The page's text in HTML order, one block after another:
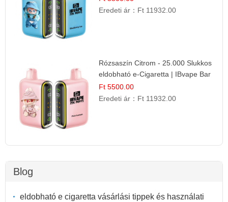
Eredeti ár： Ft 11932.00
Rózsaszín Citrom - 25.000 Slukkos
eldobható e-Cigaretta | IBvape Bar
Ft 5500.00
Eredeti ár： Ft 11932.00
Blog
eldobható e cigaretta vásárlási tippek és használati